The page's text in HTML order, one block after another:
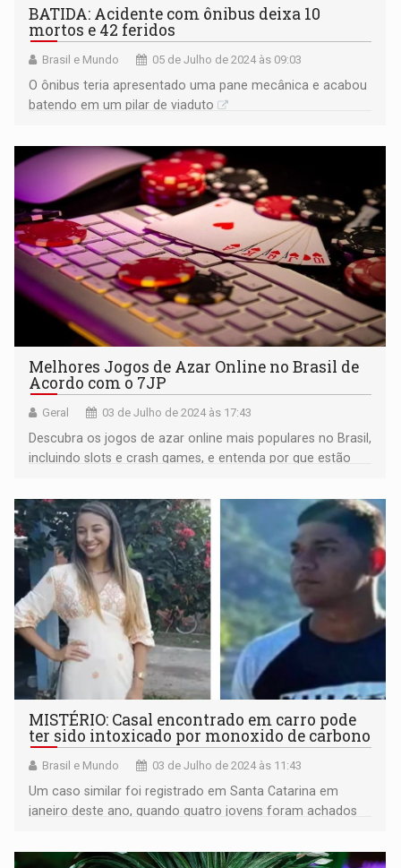
BATIDA: Acidente com ônibus deixa 10
mortos e 42 feridos
Brasil e Mundo 05 de Julho de 2024 às 09:03
O ônibus teria apresentado uma pane mecânica e acabou
batendo em um pilar de viaduto
Melhores Jogos de Azar Online no Brasil de
Acordo com o 7JP
Geral 03 de Julho de 2024 às 17:43
Descubra os jogos de azar online mais populares no Brasil,
incluindo slots e crash games, e entenda por que estão
MISTÉRIO: Casal encontrado em carro pode
ter sido intoxicado por monoxido de carbono
Brasil e Mundo 03 de Julho de 2024 às 11:43
Um caso similar foi registrado em Santa Catarina em
janeiro deste ano, quando quatro jovens foram achados